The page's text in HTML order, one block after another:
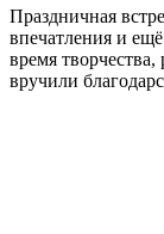
Праздничная
впечатления и
время
вручили